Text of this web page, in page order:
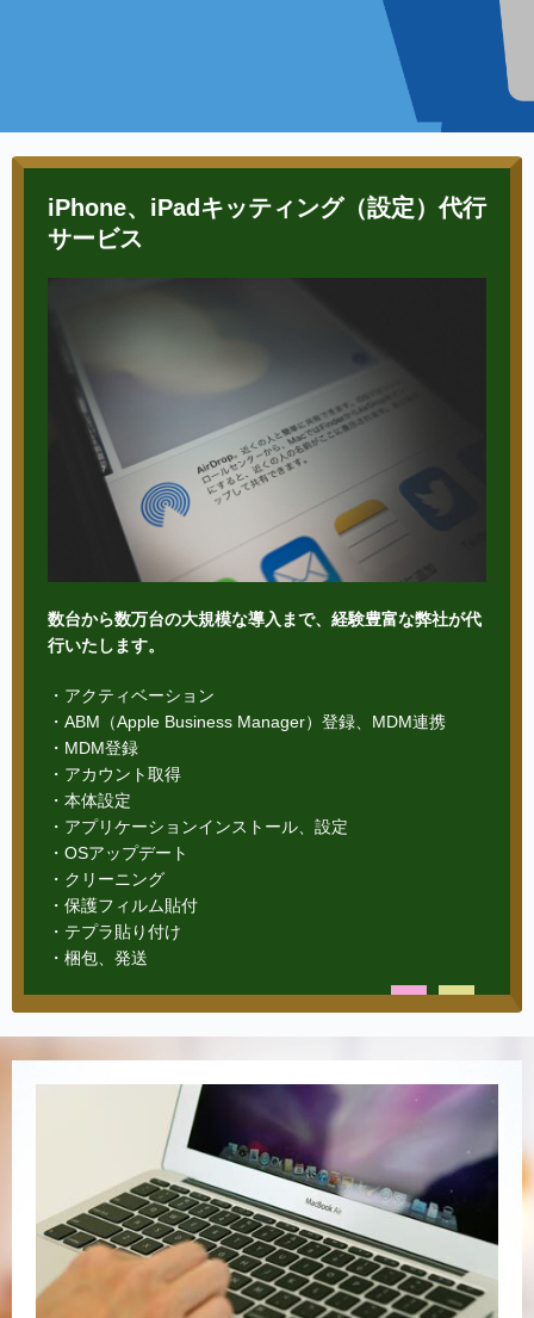
iPhone、iPadキッティング（設定）代行
サービス
数台から数万台の大規模な導入まで、経験豊富な弊社が代
行いたします。
・アクティベーション
・ABM（Apple Business Manager）登録、MDM連携
・MDM登録
・アカウント取得
・本体設定
・アプリケーションインストール、設定
・OSアップデート
・クリーニング
・保護フィルム貼付
・テプラ貼り付け
・梱包、発送